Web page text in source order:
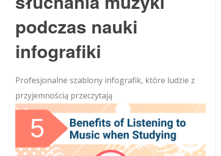
podczas nauki
infografiki
Profesjonalne szablony infografik, które ludzie z
przyjemnością przeczytają